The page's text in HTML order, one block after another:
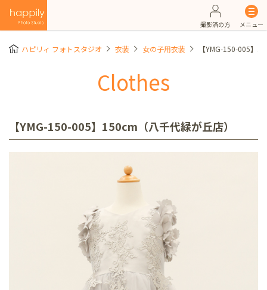
撮影済の方 メニュー
ハピリィ フォトスタジオ 衣装 女の子用衣装 【YMG-150-005】
Clothes
【YMG-150-005】150cm（八千代緑が丘店）